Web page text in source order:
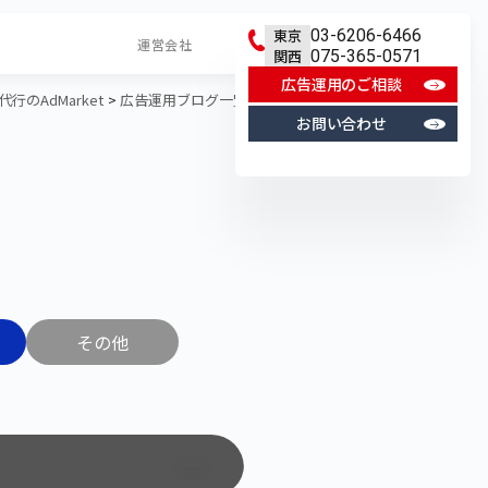
運営会社 東京 03-6206-6466
関西 075-365-0571
広告運用のご相談
お問い合わせ
行のAdMarket 広告運用ブログ一覧 動画広告 DAZN広告
その他